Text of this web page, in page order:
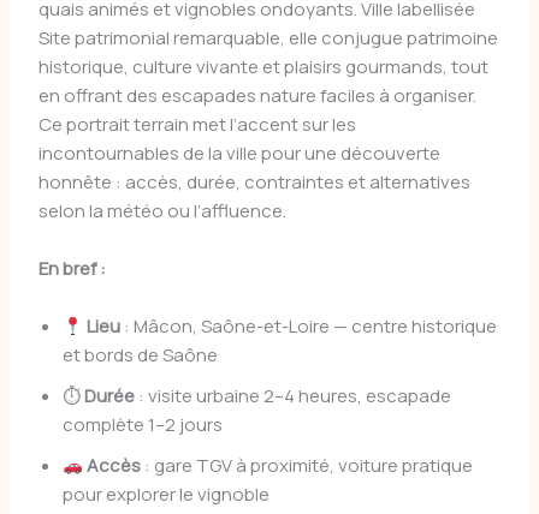
quais animés et vignobles ondoyants. Ville labellisée
Site patrimonial remarquable, elle conjugue patrimoine
historique, culture vivante et plaisirs gourmands, tout
en offrant des escapades nature faciles à organiser.
Ce portrait terrain met l’accent sur les
incontournables de la ville pour une découverte
honnête : accès, durée, contraintes et alternatives
selon la météo ou l’affluence.
En bref :
Lieu : Mâcon, Saône-et-Loire — centre historique
et bords de Saône
⏱Durée : visite urbaine 2–4 heures, escapade
complète 1–2 jours
Accès : gare TGV à proximité, voiture pratique
pour explorer le vignoble